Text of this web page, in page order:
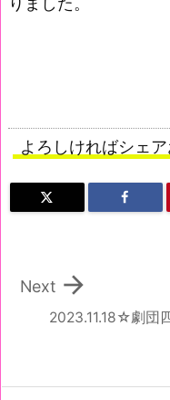
よろしければシェ
2023.11.18☆劇団

Next